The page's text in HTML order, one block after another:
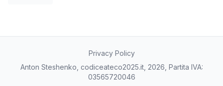
Privacy Policy
Anton Steshenko, codiceateco2025.it, 2026, Partita IVA:
03565720046